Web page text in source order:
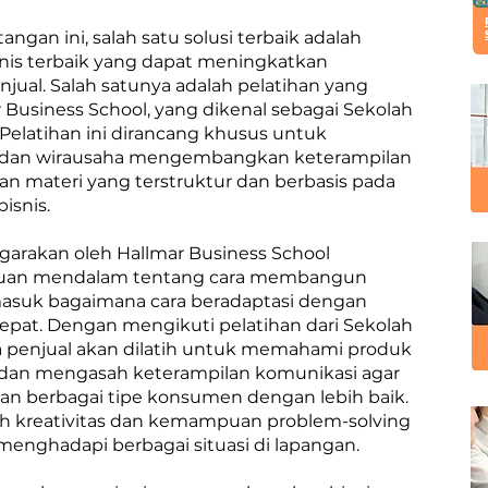
ini, salah satu solusi terbaik adalah
terbaik yang dapat meningkatkan
Salah satunya adalah pelatihan yang
School, yang dikenal sebagai Sekolah
ini dirancang khusus untuk
wirausaha mengembangkan keterampilan
materi yang terstruktur dan berbasis pada
oleh Hallmar Business School
mendalam tentang cara membangun
bagaimana cara beradaptasi dengan
Dengan mengikuti pelatihan dari Sekolah
penjual akan dilatih untuk memahami produk
mengasah keterampilan komunikasi agar
berbagai tipe konsumen dengan lebih baik.
kreativitas dan kemampuan problem-solving
berbagai situasi di lapangan.